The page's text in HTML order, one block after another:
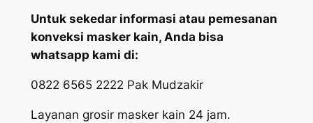
Untuk sekedar informasi atau pemesanan
konveksi masker kain, Anda bisa
whatsapp kami di:
0822 6565 2222 Pak Mudzakir
Layanan grosir masker kain 24 jam.